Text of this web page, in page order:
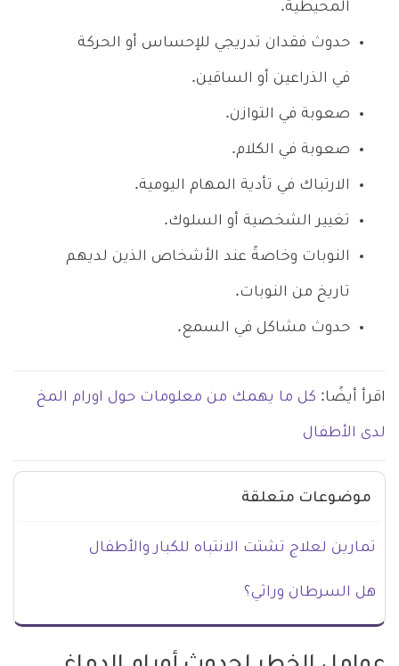
المحيطية.
حدوث فقدان تدريجي للإحساس أو الحركة
في الذراعين أو الساقين.
صعوبة في التوازن.
صعوبة في الكلام.
الارتباك في تأدية المهام اليومية.
تغيير الشخصية أو السلوك.
النوبات وخاصةً عند الأشخاص الذين لديهم
تاريخ من النوبات.
حدوث مشاكل في السمع.
اقرأ أيضًا: كل ما يهمك من معلومات حول اورام المخ
لدى الأطفال
موضوعات متعلقة
تمارين لعلاج تشتت الانتباه للكبار والأطفال
هل السرطان وراثي؟